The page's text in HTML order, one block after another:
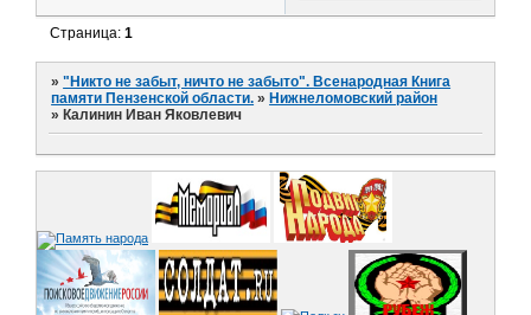
Страница:1
»"Никто не забыт, ничто не забыто". Всенародная Книга
памяти Пензенской области. » Нижнеломовский район
» Калинин Иван Яковлевич